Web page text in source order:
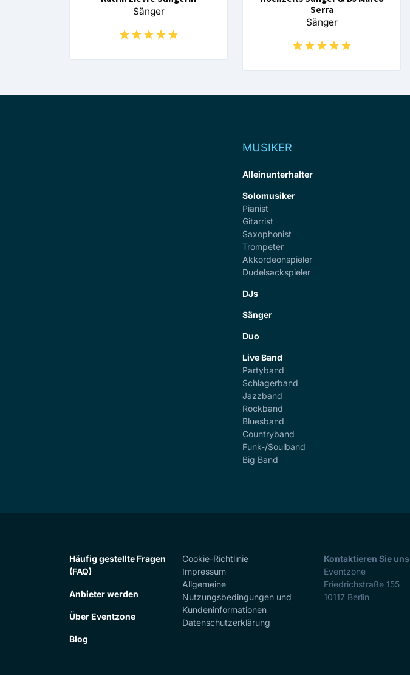
Sänger
Serra
Sänger
MUSIKER
Alleinunterhalter
Solomusiker
Pianist
Gitarrist
Saxophonist
Trompeter
Akkordeonspieler
Dudelsackspieler
DJs
Sänger
Duo
Live Band
Partyband
Schlagerband
Jazzband
Rockband
Bluesband
Countryband
Funk-/Soulband
Big Band
Häufig gestellte Fragen
(FAQ)
Anbieter werden
Über Eventzone
Blog
Cookie-Richtlinie
Impressum
Allgemeine
Nutzungsbedingungen und
Kundeninformationen
Datenschutzerklärung
Kontaktieren Sie uns
Eventzone
Friedrichstraße 155
10117 Berlin